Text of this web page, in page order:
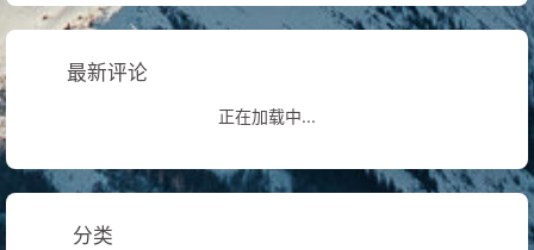
最新评论
正在加载中...
分类